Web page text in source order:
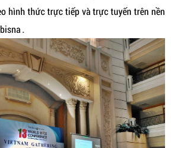
hình thức trực tiếp và trực tuyến trên nền
.